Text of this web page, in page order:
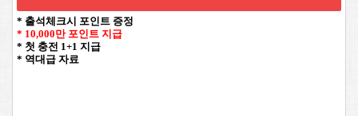
* 출석체크시 포인트 증정
* 10,000만 포인트 지급
* 첫 충전 1+1 지급
* 역대급 자료